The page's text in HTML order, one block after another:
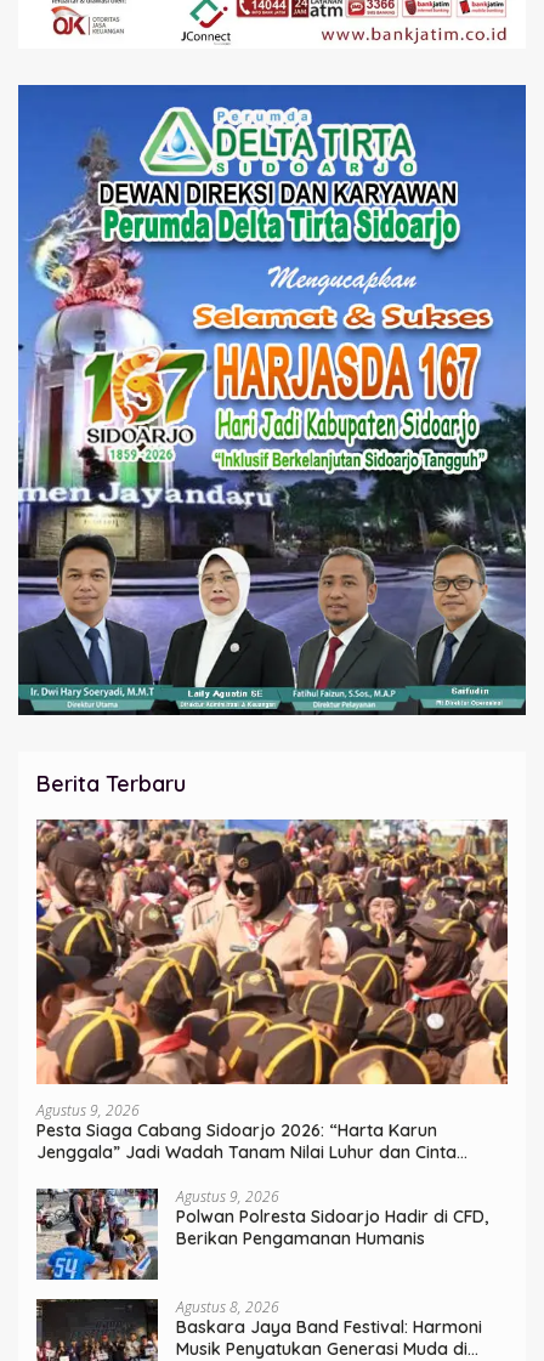
Berita Terbaru
Agustus 9, 2026
Pesta Siaga Cabang Sidoarjo 2026: “Harta Karun
Jenggala” Jadi Wadah Tanam Nilai Luhur dan Cinta
Agustus 9, 2026
Polwan Polresta Sidoarjo Hadir di CFD,
Berikan Pengamanan Humanis
Agustus 8, 2026
Baskara Jaya Band Festival: Harmoni
Musik Penyatukan Generasi Muda di